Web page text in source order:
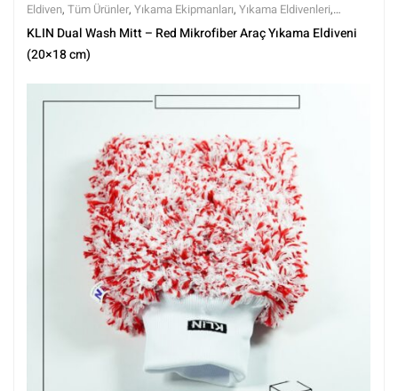
Eldiven, Tüm Ürünler, Yıkama Ekipmanları, Yıkama Eldivenleri,
Yıkama Ürünleri
KLIN Dual Wash Mitt – Red Mikrofiber Araç Yıkama Eldiveni
(20×18 cm)